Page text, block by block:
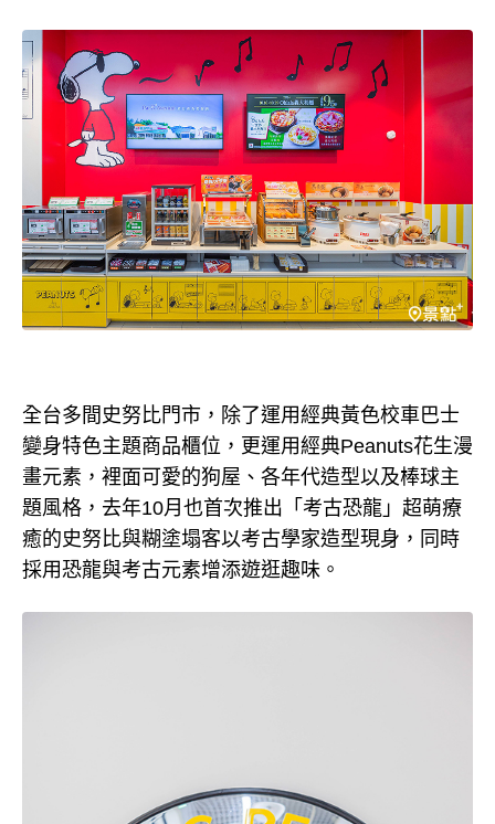
全台多間史努比門市，除了運用經典黃色校車巴士
變身特色主題商品櫃位，更運用經典Peanuts花生漫
畫元素，裡面可愛的狗屋、各年代造型以及棒球主
題風格，去年10月也首次推出「考古恐龍」超萌療
癒的史努比與糊塗塌客以考古學家造型現身，同時
採用恐龍與考古元素增添遊逛趣味。